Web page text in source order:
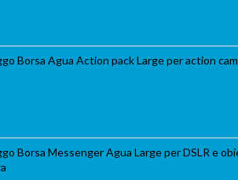
Borsa Agua Action pack Large per action
Borsa Messenger Agua Large per DSLR e